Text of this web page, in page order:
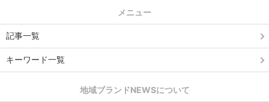
メニュー
記事一覧
キーワード一覧
地域ブランドNEWSについて